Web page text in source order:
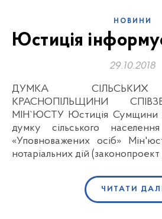
НОВИНИ
Юстиція
29.10.2018
ДУМКА СІЛЬСЬКИХ МЕШКАНЦІВ
КРАСНОПІЛЬЩИНИ
МІН`ЮСТУ Юстиція Сумщини
думку сільського
«Уповноважених осіб»
нотаріальних дій
ЧИТАТИ ДАЛІ